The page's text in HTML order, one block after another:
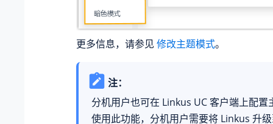
更多信息，请参见 修改主题模式。
注：
分机用户也可在 Linkus UC 客户端上配置
使用此功能，分机用户需要将 Linkus 升